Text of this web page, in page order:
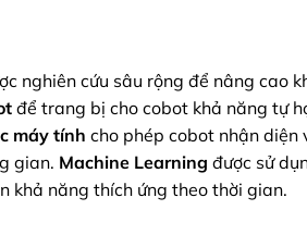
nghiên cứu sâu rộng để nâng cao
để trang bị cho cobot khả năng tự
máy tính cho phép cobot nhận diện
gian. Machine Learning được sử
khả năng thích ứng theo thời gian.